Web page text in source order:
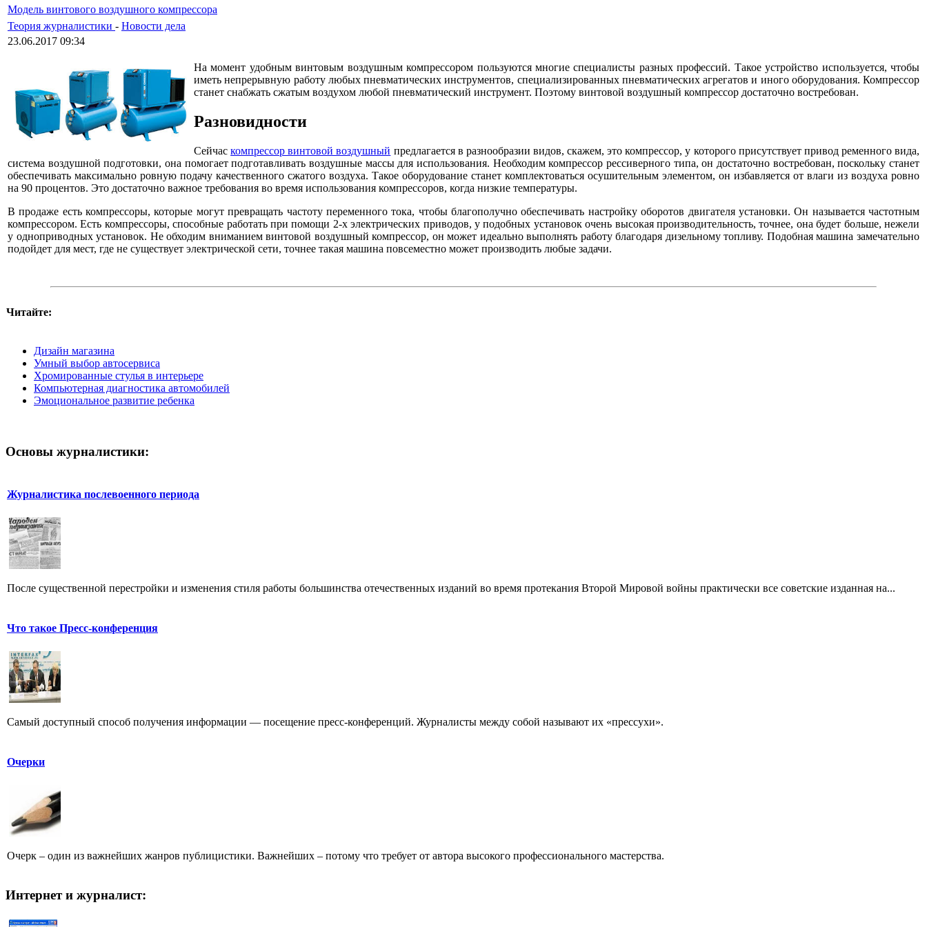
Модель винтового воздушного компрессора
Теория журналистики - Новости дела
23.06.2017 09:34
На момент удобным винтовым воздушным компрессором пользуются многие специалисты разных профессий. Такое устройство используется, чтобы
иметь непрерывную работу любых пневматических инструментов, специализированных пневматических агрегатов и иного оборудования. Компрессор
станет снабжать сжатым воздухом любой пневматический инструмент. Поэтому винтовой воздушный компрессор достаточно востребован.
Разновидности
Сейчаскомпрессор винтовой воздушный предлагается в разнообразии видов, скажем, это компрессор, у которого присутствует привод ременного вида,
система воздушной подготовки, она помогает подготавливать воздушные массы для использования. Необходим компрессор рессиверного типа, он достаточно востребован, поскольку станет
обеспечивать максимально ровную подачу качественного сжатого воздуха. Такое оборудование станет комплектоваться осушительным элементом, он избавляется от влаги из воздуха ровно
на 90 процентов. Это достаточно важное требования во время использования компрессоров, когда низкие температуры.
В продаже есть компрессоры, которые могут превращать частоту переменного тока, чтобы благополучно обеспечивать настройку оборотов двигателя установки. Он называется частотным
компрессором. Есть компрессоры, способные работать при помощи 2-х электрических приводов, у подобных установок очень высокая производительность, точнее, она будет больше, нежели
у одноприводных установок. Не обходим вниманием винтовой воздушный компрессор, он может идеально выполнять работу благодаря дизельному топливу. Подобная машина замечательно
подойдет для мест, где не существует электрической сети, точнее такая машина повсеместно может производить любые задачи.
Читайте:
Дизайн магазина
Умный выбор автосервиса
Хромированные стулья в интерьере
Компьютерная диагностика автомобилей
Эмоциональное развитие ребенка
Основы журналистики:
Журналистика послевоенного периода
После существенной перестройки и изменения стиля работы большинства отечественных изданий во время протекания Второй Мировой войны практически все советские изданная на...
Что такое Пресс-конференция
Самый доступный способ получения информации — посещение пресс-конференций. Журналисты между собой называют их «прессухи».
Очерки
Очерк – один из важнейших жанров публицистики. Важнейших – потому что требует от автора высокого профессионального мастерства.
Интернет и журналист: